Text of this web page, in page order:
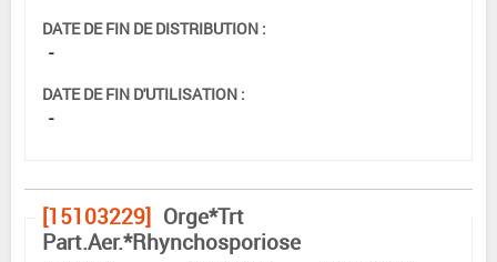
DATE DE FIN DE DISTRIBUTION :
-
DATE DE FIN D'UTILISATION :
-
[15103229] Orge*Trt
Part.Aer.*Rhynchosporiose